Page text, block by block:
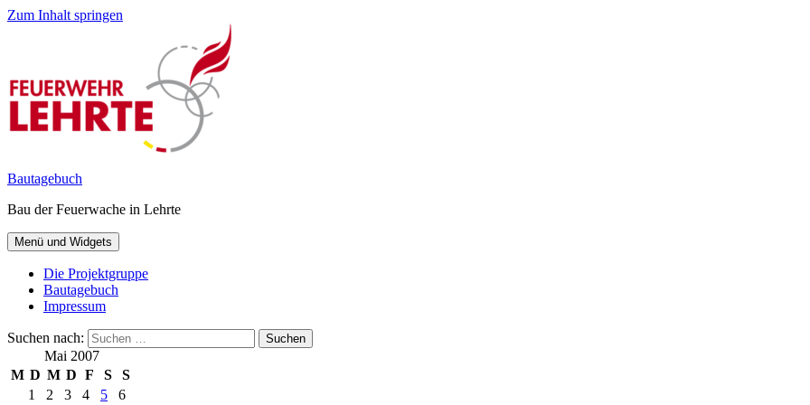
Zum Inhalt springen
Bautagebuch
Bau der Feuerwache in Lehrte
Menü und Widgets
Die Projektgruppe
Bautagebuch
Impressum
Suchen nach:
Mai 2007
M D M D F S
S
1
2 3 4 5 6